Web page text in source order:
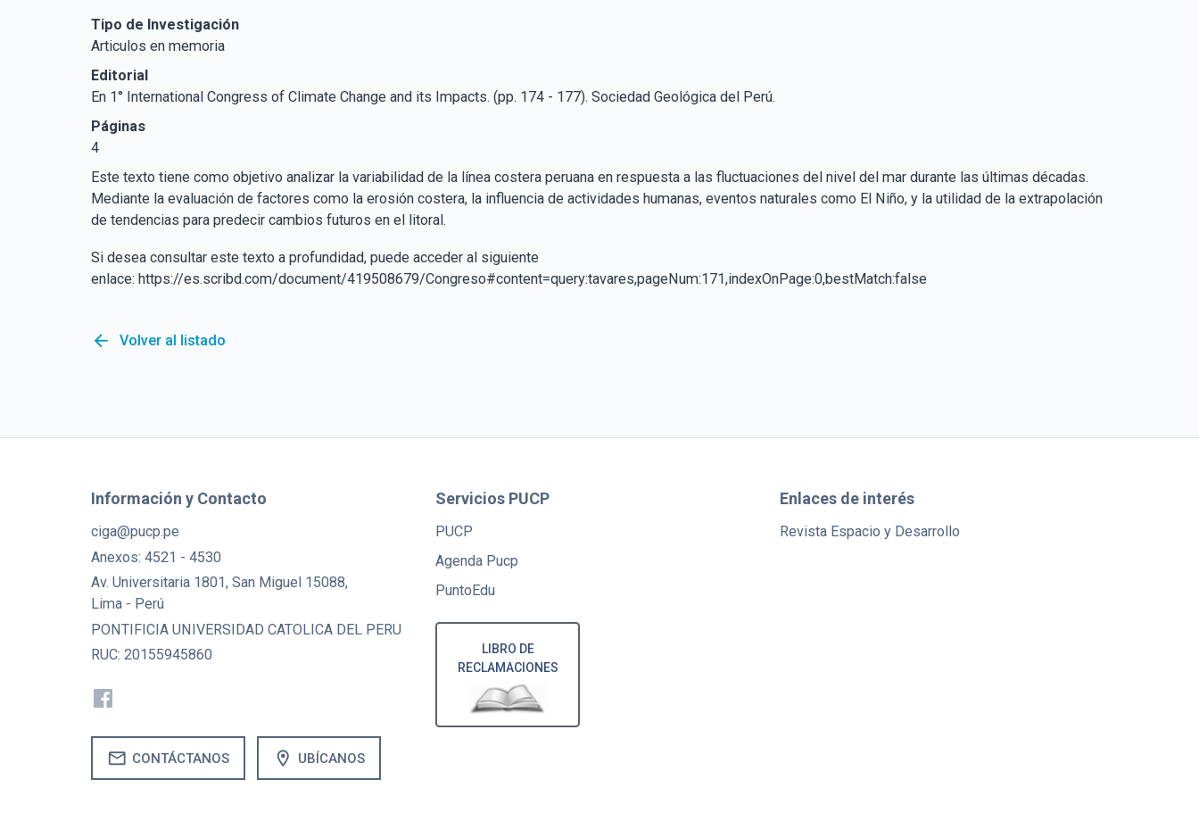
Tipo de Investigación
Articulos en memoria
Editorial
En 1° International Congress of Climate Change and its Impacts. (pp. 174 - 177). Sociedad Geológica del Perú.
Páginas
4
Este texto tiene como objetivo analizar la variabilidad de la línea costera peruana en respuesta a las fluctuaciones del nivel del mar durante las últimas décadas.
Mediante la evaluación de factores como la erosión costera, la influencia de actividades humanas, eventos naturales como El Niño, y la utilidad de la extrapolación
de tendencias para predecir cambios futuros en el litoral.
Si desea consultar este texto a profundidad, puede acceder al siguiente
enlace: https://es.scribd.com/document/419508679/Congreso#content=query:tavares,pageNum:171,indexOnPage:0,bestMatch:false
arrow_back Volver al listado
Información y Contacto
ciga@pucp.pe
Anexos: 4521 - 4530
Av. Universitaria 1801, San Miguel 15088,
Lima - Perú
PONTIFICIA UNIVERSIDAD CATOLICA DEL PERU
RUC: 20155945860
mail CONTÁCTANOS location_on UBÍCANOS
Servicios PUCP
PUCP
Agenda Pucp
PuntoEdu
LIBRO DE
RECLAMACIONES
Enlaces de interés
Revista Espacio y Desarrollo